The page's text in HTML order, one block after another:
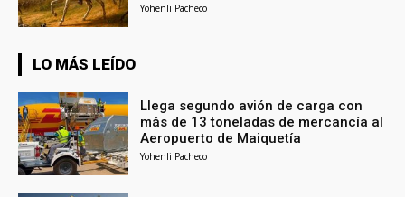
Yohenli Pacheco
LO MÁS LEÍDO
Llega segundo avión de carga con
más de 13 toneladas de mercancía al
Aeropuerto de Maiquetía
Yohenli Pacheco